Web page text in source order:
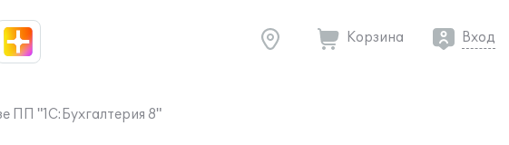
Корзина Вход
ПП "1С:Бухгалтерия 8"